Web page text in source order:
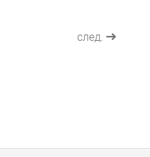
след.